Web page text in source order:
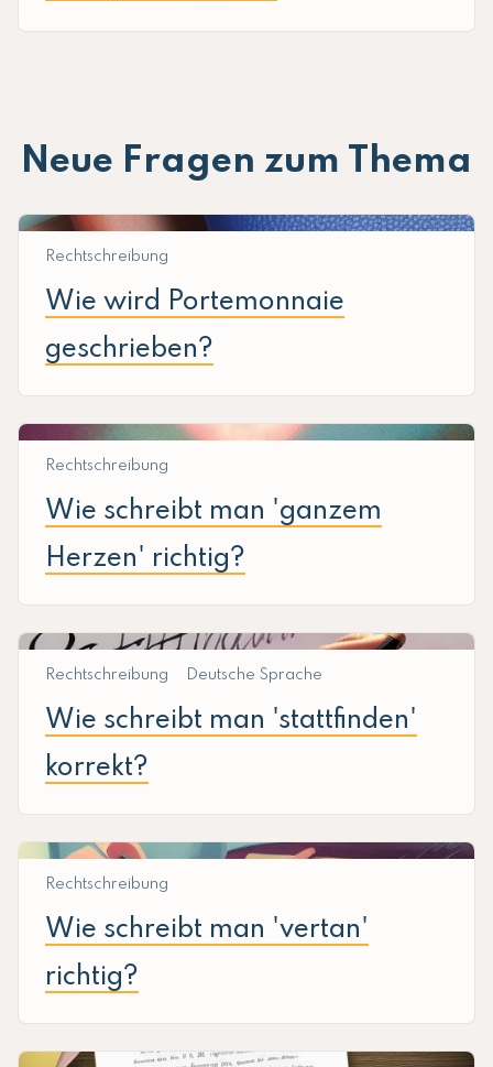
Neue Fragen zum Thema
Rechtschreibung
Wie wird Portemonnaie
geschrieben?
Rechtschreibung
Wie schreibt man 'ganzem
Herzen' richtig?
Rechtschreibung Deutsche Sprache
Wie schreibt man 'stattfinden'
korrekt?
Rechtschreibung
Wie schreibt man 'vertan'
richtig?